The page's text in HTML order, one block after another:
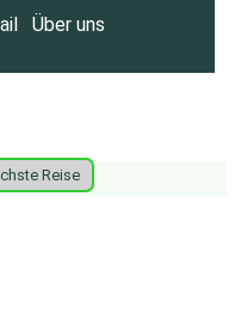
Über uns
Reise